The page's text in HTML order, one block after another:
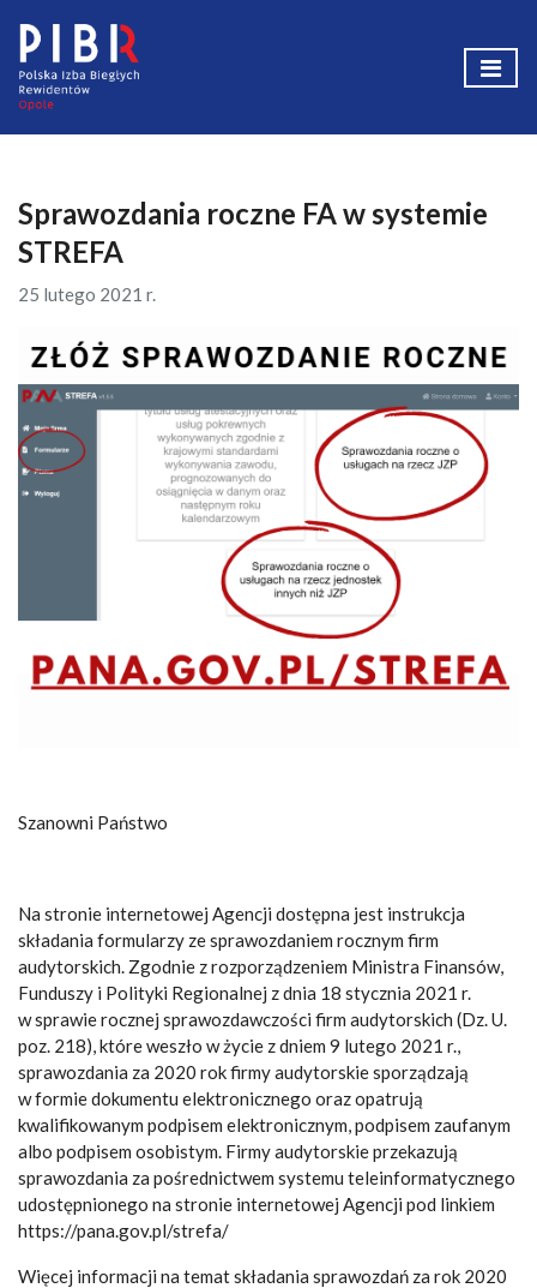
Sprawozdania roczne FA w systemie
STREFA
25 lutego 2021 r.
Szanowni Państwo
Na stronie internetowej Agencji dostępna jest instrukcja
składania formularzy ze sprawozdaniem rocznym firm
audytorskich. Zgodnie z rozporządzeniem Ministra Finansów,
Funduszy i Polityki Regionalnej z dnia 18 stycznia 2021 r.
w sprawie rocznej sprawozdawczości firm audytorskich (Dz. U.
poz. 218), które weszło w życie z dniem 9 lutego 2021 r.,
sprawozdania za 2020 rok firmy audytorskie sporządzają
w formie dokumentu elektronicznego oraz opatrują
kwalifikowanym podpisem elektronicznym, podpisem zaufanym
albo podpisem osobistym. Firmy audytorskie przekazują
sprawozdania za pośrednictwem systemu teleinformatycznego
udostępnionego na stronie internetowej Agencji pod linkiem
https://pana.gov.pl/strefa/
Więcej informacji na temat składania sprawozdań za rok 2020